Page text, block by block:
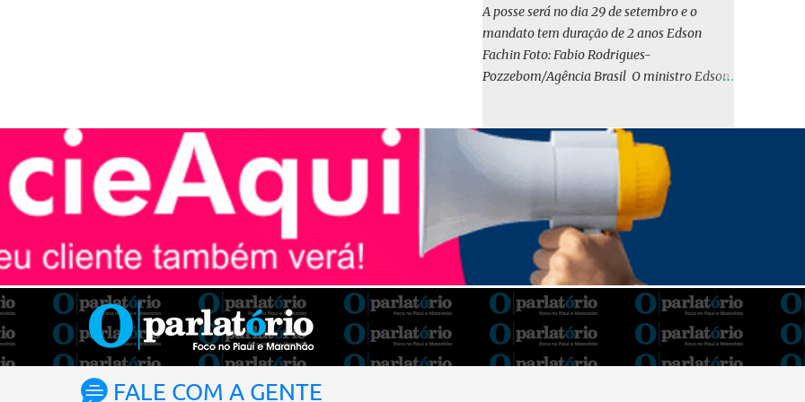
em iene japonês é mais vantajosa sob os
aspectos econômico e financeiro. Embora o
custo dos juros em dólares possa parecer
inferior no curto prazo, a opção pelo iene
tanto pela sua menor volatilidade cambial
quanto pela estabilidade da taxa de juros
atrelada à TONA”, explica. O deputado
Gustavo Neiva (PP) votou contra o projeto de
l...
A posse será no dia 29 de setembro e o
mandato tem duração de 2 anos Edson
Fachin Foto: Fabio Rodrigues-
Pozzebom/Agência Brasil O ministro Edson
Tribunal Federal (STF) pelos próximos dois
anos. O vice-presidente será o ministro
Alexandre de Moraes. A posse será no dia 29
de setembro. A votação foi feita de forma
simbólica pelo plenário da Corte.
Atualmente, Fachin é o vice-presidente e,
pelo critério de antiguidade, deve assumir o
cargo. Conforme o regimento interno, o
tribunal deve ser comandado pelo ministro
mais antigo que ainda não presidiu a Corte.
O novo presidente vai suceder a Luís Roberto
FALE COM A GENTE